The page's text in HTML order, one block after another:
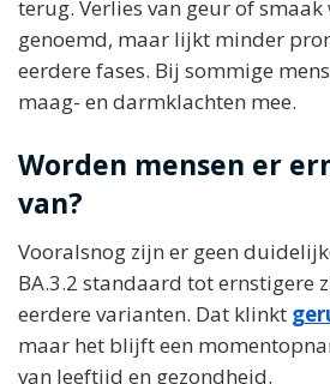
terug. Verlies van geur of
genoemd, maar lijkt minder
eerdere fases. Bij sommige
maag- en darmklachten mee.
Worden mensen er
van?
Vooralsnog zijn er geen
BA.3.2 standaard tot ernstigere
eerdere varianten. Dat klinkt
maar het blijft een
van leeftijd en gezondheid.